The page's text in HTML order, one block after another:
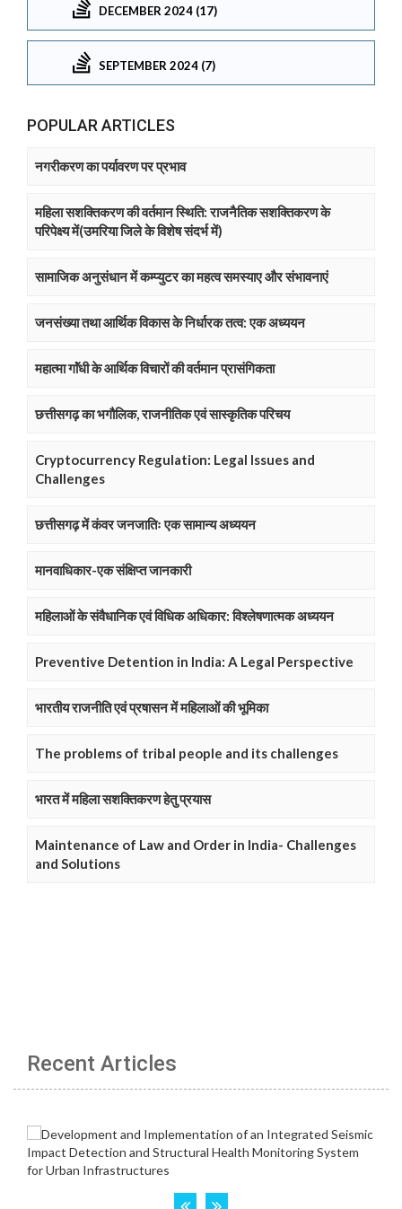
DECEMBER 2024 (17)
SEPTEMBER 2024 (7)
POPULAR ARTICLES
नगरीकरण का पर्यावरण पर प्रभाव
महिला सशक्तिकरण की वर्तमान स्थिति: राजनैतिक सशक्तिकरण के
परिपेक्ष्य में(उमरिया जिले के विशेष संदर्भ में)
सामाजिक अनुसंधान में कम्प्युटर का महत्व समस्याए और संभावनाएं
जनसंख्या तथा आर्थिक विकास के निर्धारक तत्व: एक अध्ययन
महात्मा गाॅंधी के आर्थिक विचारों की वर्तमान प्रासंगिकता
छत्तीसगढ़ का भगौलिक, राजनीतिक एवं सास्कृतिक परिचय
Cryptocurrency Regulation: Legal Issues and
Challenges
छत्तीसगढ़ में कंवर जनजातिः एक सामान्य अध्ययन
मानवाधिकार-एक संक्षिप्त जानकारी
महिलाओं के संवैधानिक एवं विधिक अधिकार: विश्लेषणात्मक अध्ययन
Preventive Detention in India: A Legal Perspective
भारतीय राजनीति एवं प्रषासन में महिलाओं की भूमिका
The problems of tribal people and its challenges
भारत में महिला सशक्तिकरण हेतु प्रयास
Maintenance of Law and Order in India- Challenges
and Solutions
Recent Articles